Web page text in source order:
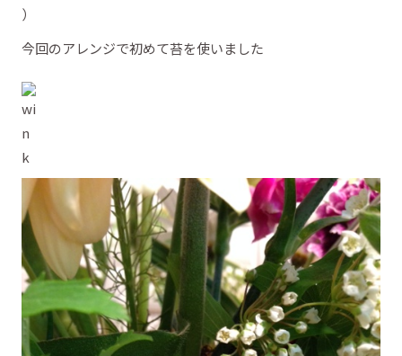
）
今回のアレンジで初めて苔を使いました